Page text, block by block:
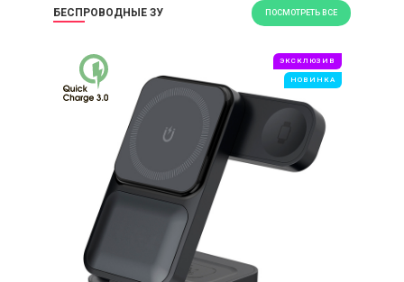
БЕСПРОВОДНЫЕ ЗУ ПОСМОТРЕТЬ ВСЕ
ЭКСКЛЮЗИВ
НОВИНКА